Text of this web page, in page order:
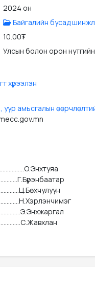
2024 он
Байгалийн бусад
10.00₮
Улсын болон орон
хүрээлэн
уур амьсгалын